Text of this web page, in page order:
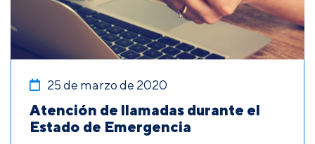
25 de marzo de 2020
Atención de llamadas durante el
Estado de Emergencia